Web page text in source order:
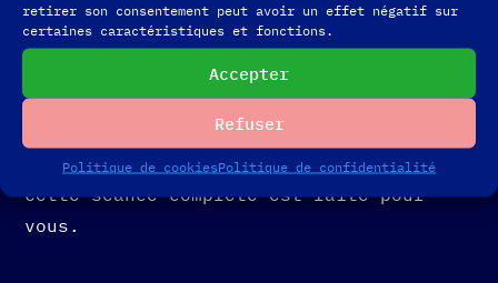
retirer son consentement peut avoir un effet négatif sur
certaines caractéristiques et fonctions.
Accepter
Refuser
Politique de cookiesPolitique de confidentialité
L’approche de l’année en cours
Cette séance complète est faite pour
vous.